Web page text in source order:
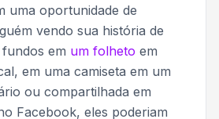
uma oportunidade de
vendo sua história de
em um folheto em
em uma camiseta em um
ou compartilhada em
Facebook, eles poderiam